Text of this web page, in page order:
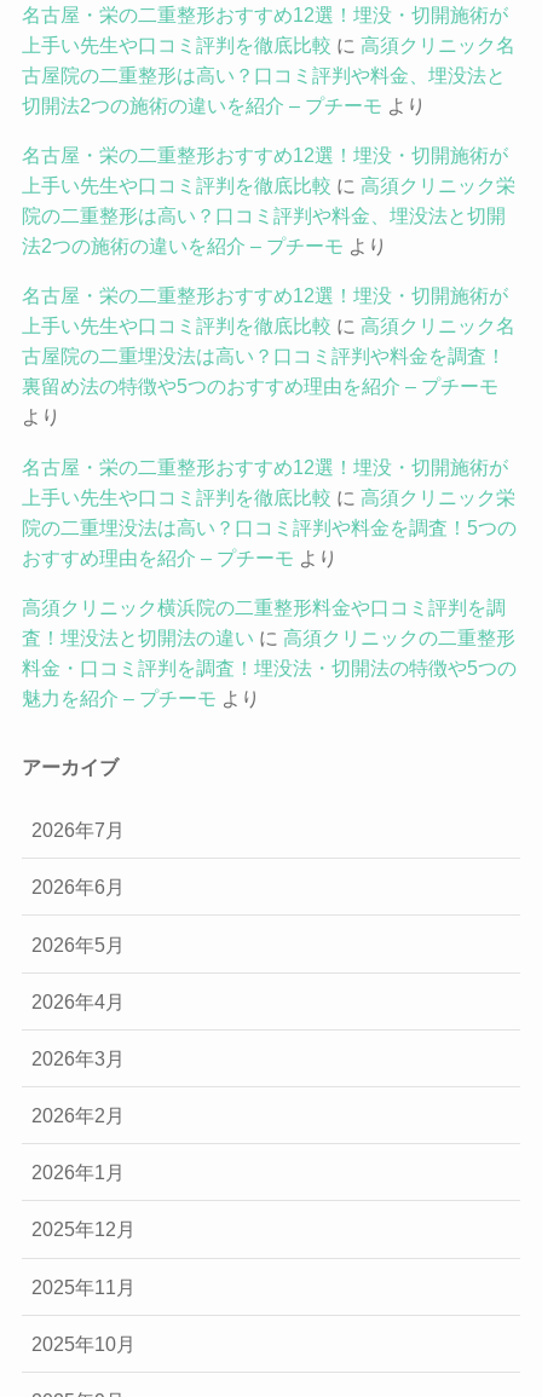
名古屋・栄の二重整形おすすめ12選！埋没・切開施術が
上手い先生や口コミ評判を徹底比較 に 高須クリニック名
古屋院の二重整形は高い？口コミ評判や料金、埋没法と
切開法2つの施術の違いを紹介 – プチーモ より
名古屋・栄の二重整形おすすめ12選！埋没・切開施術が
上手い先生や口コミ評判を徹底比較 に 高須クリニック栄
院の二重整形は高い？口コミ評判や料金、埋没法と切開
法2つの施術の違いを紹介 – プチーモ より
名古屋・栄の二重整形おすすめ12選！埋没・切開施術が
上手い先生や口コミ評判を徹底比較 に 高須クリニック名
古屋院の二重埋没法は高い？口コミ評判や料金を調査！
裏留め法の特徴や5つのおすすめ理由を紹介 – プチーモ
より
名古屋・栄の二重整形おすすめ12選！埋没・切開施術が
上手い先生や口コミ評判を徹底比較 に 高須クリニック栄
院の二重埋没法は高い？口コミ評判や料金を調査！5つの
おすすめ理由を紹介 – プチーモ より
高須クリニック横浜院の二重整形料金や口コミ評判を調
査！埋没法と切開法の違い に 高須クリニックの二重整形
料金・口コミ評判を調査！埋没法・切開法の特徴や5つの
魅力を紹介 – プチーモ より
アーカイブ
2026年7月
2026年6月
2026年5月
2026年4月
2026年3月
2026年2月
2026年1月
2025年12月
2025年11月
2025年10月